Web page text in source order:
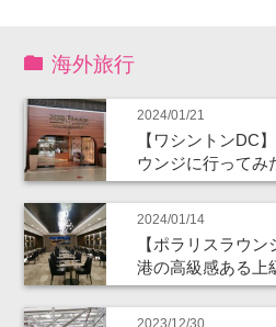
海外旅行
2024/01/21
【ワシントンDC
ウンジに行ってみ
2024/01/14
【ポラリスラウ
港の高級感ある上
2023/12/30